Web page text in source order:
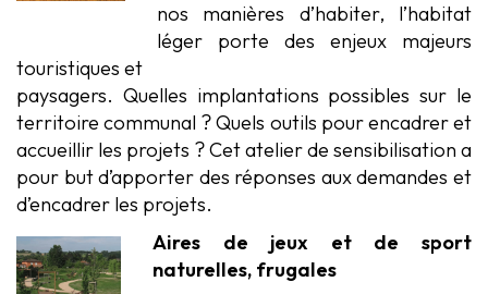
nos manières d’habiter, l’habitat
léger porte des enjeux majeurs
touristiques et
paysagers. Quelles implantations possibles sur le
territoire communal ? Quels outils pour encadrer et
accueillir les projets ? Cet atelier de sensibilisation a
pour but d’apporter des réponses aux demandes et
d’encadrer les projets.
Aires de jeux et de sport
naturelles, frugales